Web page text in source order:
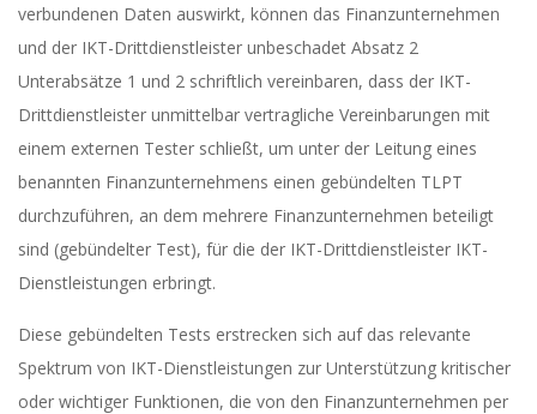
verbundenen Daten auswirkt, können das Finanzunternehmen
und der IKT-Drittdienstleister unbeschadet Absatz 2
Unterabsätze 1 und 2 schriftlich vereinbaren, dass der IKT-
Drittdienstleister unmittelbar vertragliche Vereinbarungen mit
einem externen Tester schließt, um unter der Leitung eines
benannten Finanzunternehmens einen gebündelten TLPT
durchzuführen, an dem mehrere Finanzunternehmen beteiligt
sind (gebündelter Test), für die der IKT-Drittdienstleister IKT-
Dienstleistungen erbringt.
Diese gebündelten Tests erstrecken sich auf das relevante
Spektrum von IKT-Dienstleistungen zur Unterstützung kritischer
oder wichtiger Funktionen, die von den Finanzunternehmen per